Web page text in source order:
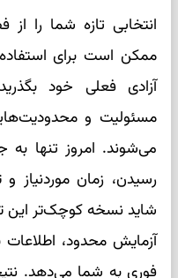
انتخابی تازه شما را از
ممکن است برای
آزادی فعلی خود
مسئولیت و
می‌شوند. امروز تنها به
رسیدن، زمان موردنیاز
شاید نسخه کوچک‌تر این
آزمایش محدود، اطلاعات
فوری به شما می‌دهد.